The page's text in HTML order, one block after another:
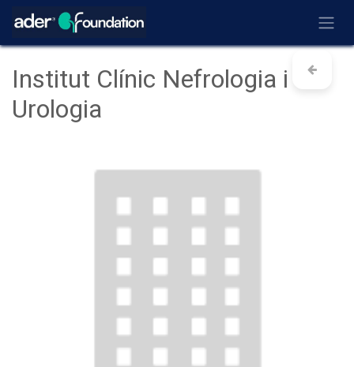
Ir al contenido
Institut Clínic Nefrologia i
Urologia